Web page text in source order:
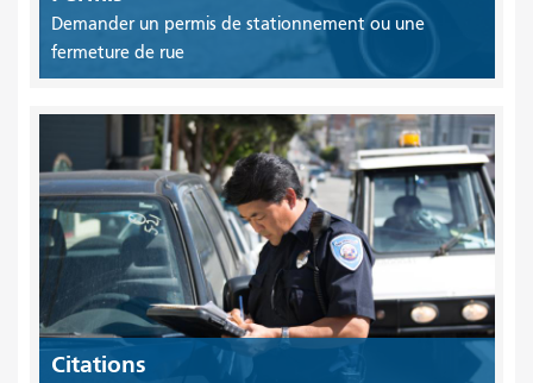
Demander un permis de stationnement ou une
fermeture de rue
Citations